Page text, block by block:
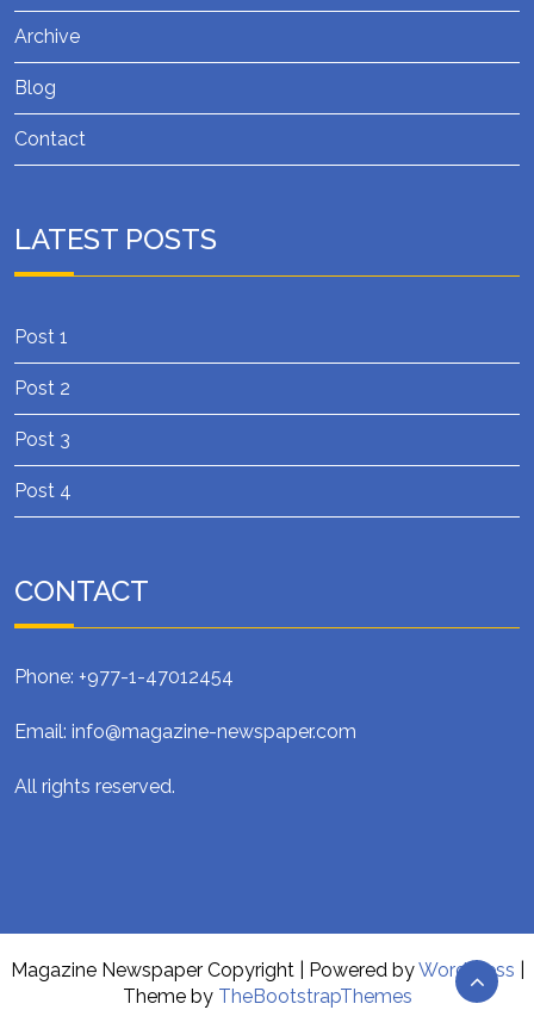
Archive
Blog
Contact
LATEST POSTS
Post 1
Post 2
Post 3
Post 4
CONTACT
Phone: +977-1-47012454
Email: info@magazine-newspaper.com
All rights reserved.
Magazine Newspaper Copyright| Powered byWordPress
Theme by TheBootstrapThemes